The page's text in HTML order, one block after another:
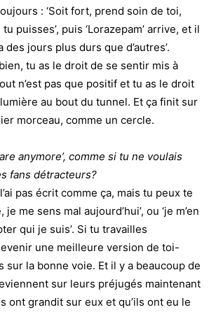
: ‘Soit fort, prend soin de toi,
puisses’, puis ‘Lorazepam’ arrive, et il
des jours plus durs que d’autres’.
tu as le droit de se sentir mis à
n’est pas que positif et tu as le droit
au bout du tunnel. Et ça finit sur
morceau, comme un cercle.
anymore’, comme si tu ne voulais
fans détracteurs?
pas écrit comme ça, mais tu peux te
me sens mal aujourd’hui’, ou ‘je m’en
qui je suis’. Si tu travailles
une meilleure version de toi-
sur la bonne voie. Et il y a beaucoup de
sur leurs préjugés maintenant
ont grandit sur eux et qu’ils ont eu le